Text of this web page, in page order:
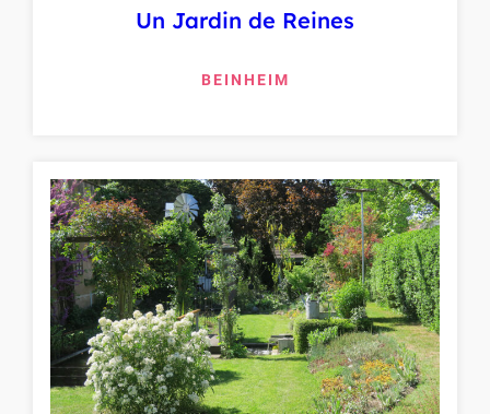
Un Jardin de Reines
BEINHEIM